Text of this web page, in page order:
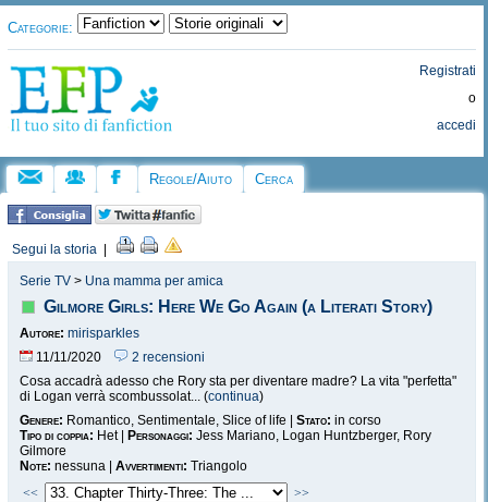
Categorie:
Registrati
o
accedi
Regole/Aiuto Cerca
Segui la storia
Serie TV > Una mamma per amica
Gilmore Girls: Here We Go Again (a Literati Story)
Autore: mirisparkles
11/11/2020
2 recensioni
Cosa accadrà adesso che Rory sta per diventare madre? La vita "perfetta"
di Logan verrà scombussolat... (continua)
Genere: Romantico, Sentimentale, Slice of life | Stato: in corso
Tipo di coppia: Het | Personaggi: Jess Mariano, Logan Huntzberger, Rory
Gilmore
Note: nessuna | Avvertimenti: Triangolo
<<
>>